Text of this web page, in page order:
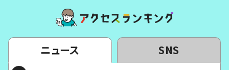
ニュース SNS